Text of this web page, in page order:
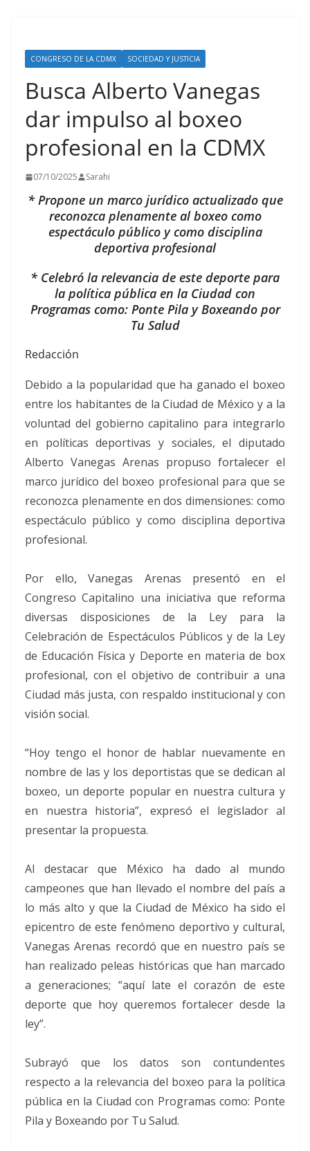
CONGRESO DE LA CDMX SOCIEDAD Y JUSTICIA
Busca Alberto Vanegas
dar impulso al boxeo
profesional en la CDMX
07/10/2025 Sarahi
* Propone un marco jurídico actualizado que
reconozca plenamente al boxeo como
espectáculo público y como disciplina
deportiva profesional
* Celebró la relevancia de este deporte para
la política pública en la Ciudad con
Programas como: Ponte Pila y Boxeando por
Tu Salud
Redacción
Debido a la popularidad que ha ganado el boxeo
entre los habitantes de la Ciudad de México y a la
voluntad del gobierno capitalino para integrarlo
en políticas deportivas y sociales, el diputado
Alberto Vanegas Arenas propuso fortalecer el
marco jurídico del boxeo profesional para que se
reconozca plenamente en dos dimensiones: como
espectáculo público y como disciplina deportiva
profesional.
Por ello, Vanegas Arenas presentó en el
Congreso Capitalino una iniciativa que reforma
diversas disposiciones de la Ley para la
Celebración de Espectáculos Públicos y de la Ley
de Educación Física y Deporte en materia de box
profesional, con el objetivo de contribuir a una
Ciudad más justa, con respaldo institucional y con
visión social.
“Hoy tengo el honor de hablar nuevamente en
nombre de las y los deportistas que se dedican al
boxeo, un deporte popular en nuestra cultura y
en nuestra historia”, expresó el legislador al
presentar la propuesta.
Al destacar que México ha dado al mundo
campeones que han llevado el nombre del país a
lo más alto y que la Ciudad de México ha sido el
epicentro de este fenómeno deportivo y cultural,
Vanegas Arenas recordó que en nuestro país se
han realizado peleas históricas que han marcado
a generaciones; “aquí late el corazón de este
deporte que hoy queremos fortalecer desde la
ley”.
Subrayó que los datos son contundentes
respecto a la relevancia del boxeo para la política
pública en la Ciudad con Programas como: Ponte
Pila y Boxeando por Tu Salud.